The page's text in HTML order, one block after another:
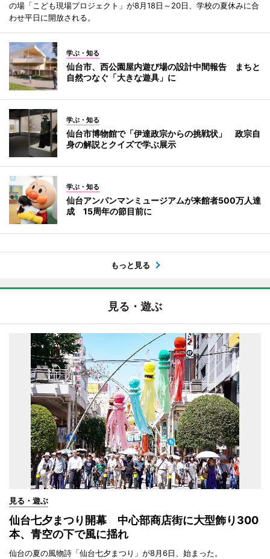
の場「こども現場プロジェクト」が8月18日～20日、学校の夏休みに合
わせ平日に開放される。
学ぶ・知る
仙台市、西公園屋内遊び場の設計中間報告 まちと
自然つなぐ「大きな遊具」に
学ぶ・知る
仙台市博物館で「伊達政宗からの挑戦状」 政宗自
身の解説とクイズで学ぶ展示
学ぶ・知る
仙台アンパンマンミュージアムが来館者500万人達
成 15周年の節目前に
もっと見る
見る・遊ぶ
見る・遊ぶ
仙台七夕まつり開幕 中心部商店街に大型飾り300
本、青空の下で風に揺れ
仙台の夏の風物詩「仙台七夕まつり」が8月6日、始まった。